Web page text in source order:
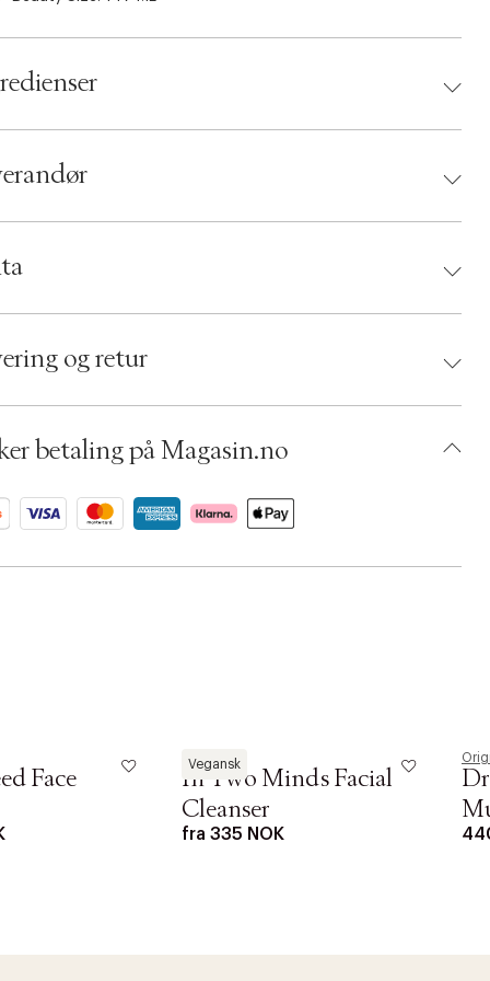
840026641586
05245276
og retur
betaling på Magasin.no
Face
Vegansk
Aesop
In Two Minds Facial
Cleanser
fra 335 NOK